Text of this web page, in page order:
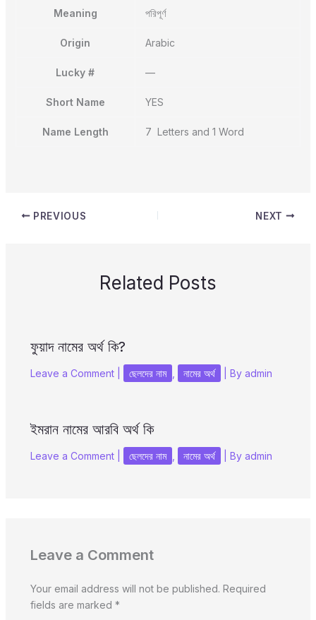
Meaning পরিপূর্ণ
Origin Arabic
Lucky # —
Short Name YES
Name Length 7 Letters and 1 Word
PREVIOUS NEXT
Related Posts
ফুয়াদ নামের অর্থ কি?
Leave a Comment ছেলদের নাম নামের অর্থ | By admin
ইমরান নামের আরবি অর্থ কি
Leave a Comment ছেলদের নাম নামের অর্থ | By admin
Leave a Comment
Your email address will not be published. Required
fields are marked *